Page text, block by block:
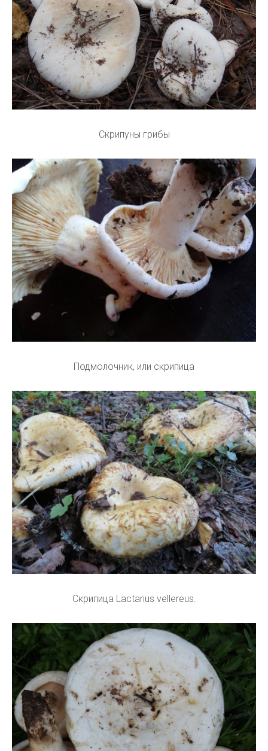
Скрипуны грибы
Подмолочник, или скрипица
Скрипица Lactarius vellereus.